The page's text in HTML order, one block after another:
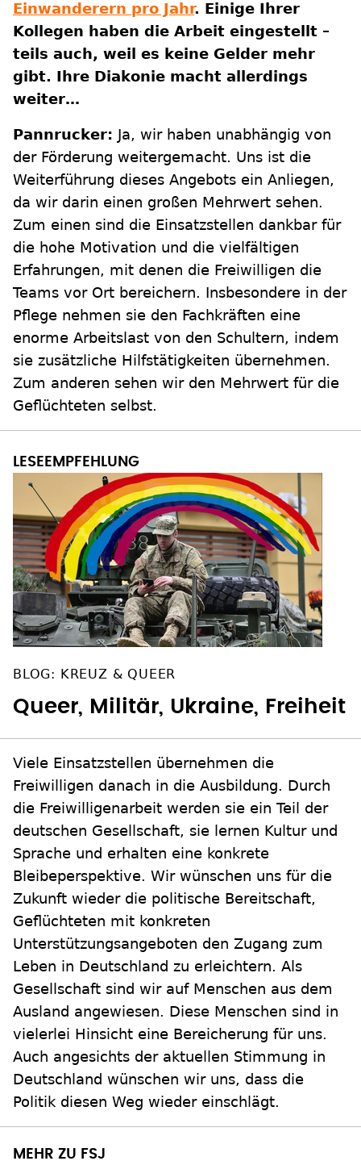
Einwanderern pro Jahr. Einige Ihrer
Kollegen haben die Arbeit eingestellt –
teils auch, weil es keine Gelder mehr
gibt. Ihre Diakonie macht allerdings
weiter…
Pannrucker: Ja, wir haben unabhängig von
der Förderung weitergemacht. Uns ist die
Weiterführung dieses Angebots ein Anliegen,
da wir darin einen großen Mehrwert sehen.
Zum einen sind die Einsatzstellen dankbar für
die hohe Motivation und die vielfältigen
Erfahrungen, mit denen die Freiwilligen die
Teams vor Ort bereichern. Insbesondere in der
Pflege nehmen sie den Fachkräften eine
enorme Arbeitslast von den Schultern, indem
sie zusätzliche Hilfstätigkeiten übernehmen.
Zum anderen sehen wir den Mehrwert für die
Geflüchteten selbst.
BLOG: KREUZ & QUEER
Queer, Militär, Ukraine, Freiheit
Viele Einsatzstellen übernehmen die
Freiwilligen danach in die Ausbildung. Durch
die Freiwilligenarbeit werden sie ein Teil der
deutschen Gesellschaft, sie lernen Kultur und
Sprache und erhalten eine konkrete
Bleibeperspektive. Wir wünschen uns für die
Zukunft wieder die politische Bereitschaft,
Geflüchteten mit konkreten
Unterstützungsangeboten den Zugang zum
Leben in Deutschland zu erleichtern. Als
Gesellschaft sind wir auf Menschen aus dem
Ausland angewiesen. Diese Menschen sind in
vielerlei Hinsicht eine Bereicherung für uns.
Auch angesichts der aktuellen Stimmung in
Deutschland wünschen wir uns, dass die
Politik diesen Weg wieder einschlägt.
MEHR ZU FSJ